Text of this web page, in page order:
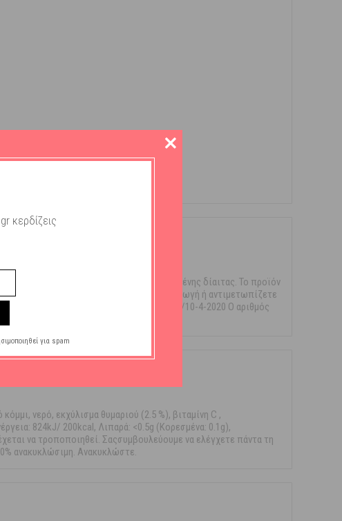
ως υποκατάστατα μίας ισορροπημένης δίαιτας. Το προϊόν
βρίσκεστε υπό φαρμακευτική αγωγή ή αντιμετωπίζετε
υπακτική δράση. Αρ. Γνωστ. ΕΟΦ: 42895/10-4-2020 Ο αριθμός
νερό, εκχύλισμα θυμαριού (2.5 %), βιταμίνη C ,
824kJ/ 200kcal, Λιπαρά: <0.5g (Κορεσμένα: 0.1g),
να τροποποιηθεί. Σαςσυμβουλεύουμε να ελέγχετε πάντα τη
ανακυκλώσιμη. Ανακυκλώστε.
κερδίζεις
για spam